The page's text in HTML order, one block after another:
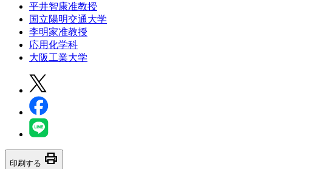
平井智康准教授
国立陽明交通大学
李明家准教授
応用化学科
大阪工業大学
印刷する print